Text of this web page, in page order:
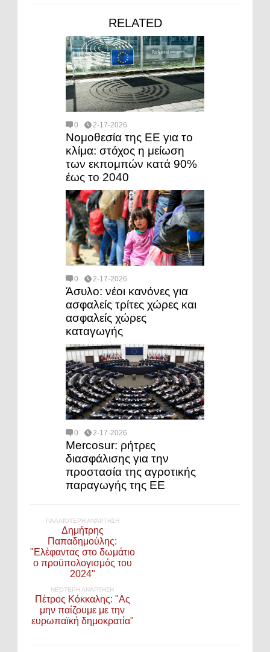
RELATED
0 2-17-2026
Νομοθεσία της ΕΕ για το
κλίμα: στόχος η μείωση
των εκπομπών κατά 90%
έως το 2040
0 2-17-2026
Άσυλο: νέοι κανόνες για
ασφαλείς τρίτες χώρες και
ασφαλείς χώρες
καταγωγής
0 2-17-2026
Mercosur: ρήτρες
διασφάλισης για την
προστασία της αγροτικής
παραγωγής της ΕΕ
ΠΑΛΑΙΌΤΕΡΗ ΑΝΆΡΤΗΣΗ
Δημήτρης
Παπαδημούλης:
"Ελέφαντας στο δωμάτιο
ο προϋπολογισμός του
2024"
ΝΕΌΤΕΡΗ ΑΝΆΡΤΗΣΗ
Πέτρος Κόκκαλης: "Ας
μην παίζουμε με την
ευρωπαϊκή δημοκρατία"